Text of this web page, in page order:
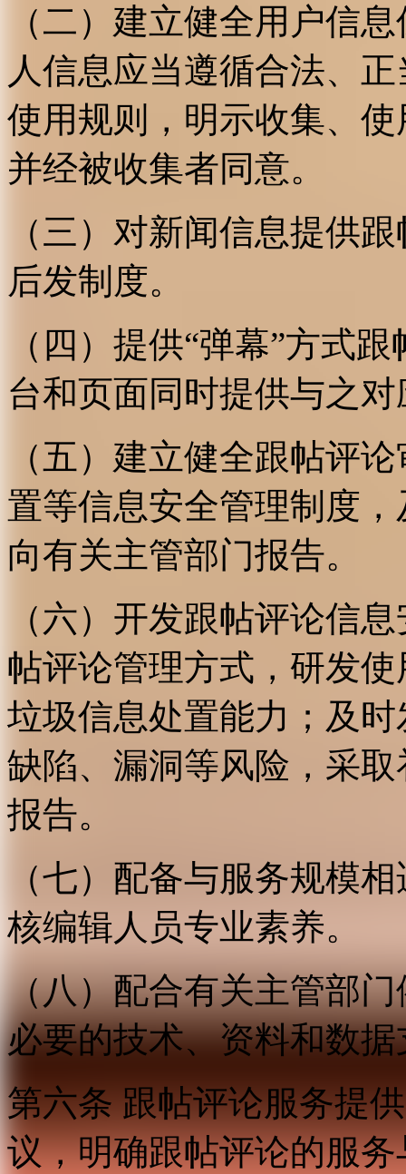
（二）建立健全用户信
人信息应当遵循合法、
使用规则，明示收集、
并经被收集者同意。
（三）对新闻信息提供
后发制度。
（四）提供“弹幕”方式
台和页面同时提供与之
（五）建立健全跟帖评
置等信息安全管理制度
向有关主管部门报告。
（六）开发跟帖评论信
帖评论管理方式，研发
垃圾信息处置能力；及
缺陷、漏洞等风险，采
报告。
（七）配备与服务规模
核编辑人员专业素养。
（八）配合有关主管部
必要的技术、资料和数据
第六条 跟帖评论服务提
议，明确跟帖评论的服